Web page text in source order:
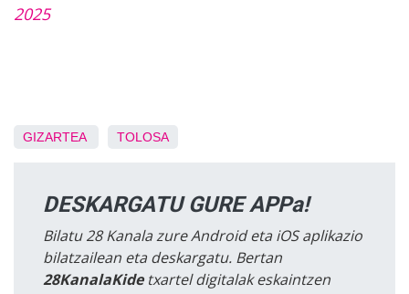
2025
GIZARTEA TOLOSA
DESKARGATU GURE APPa!
Bilatu 28 Kanala zure Android eta iOS aplikazio
bilatzailean eta deskargatu. Bertan
28KanalaKidetxartel digitalak eskaintzen